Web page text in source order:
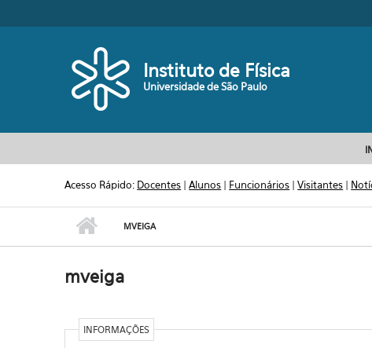
Instituto de Física
Universidade de São Paulo
Acesso Rápido: Docentes |Alunos | Funcionários |Visitantes |
MVEIGA
mveiga
INFORMAÇÕES